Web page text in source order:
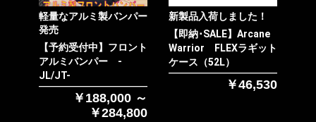
軽量なアルミ製バンパー
発売
【予約受付中】フロント
アルミバンパー -
JL/JT-
￥188,000 ～
￥284,800
新製品入荷しました！
【即納･SALE】Arcane
Warrior FLEXラギット
ケース（52L）
￥46,530